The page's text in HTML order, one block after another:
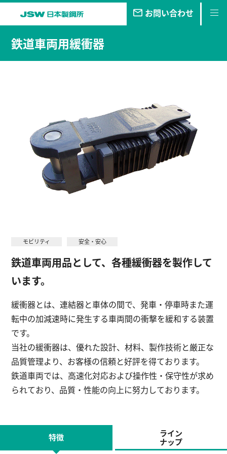
お問い合わせ
私たちの目指す未来
事業・製品
サステナビリティ
株主・投資家情報
情報
English お問い合わせ
鉄道車両用緩衝器
モビリティ 安全・安心
鉄道車両用品として、各種緩衝器を製作して
います。
緩衝器とは、連結器と車体の間で、発車・停車時また運
転中の加減速時に発生する車両間の衝撃を緩和する装置
です。
当社の緩衝器は、優れた設計、材料、製作技術と厳正な
品質管理より、お客様の信頼と好評を得ております。
鉄道車両では、高速化対応および操作性・保守性が求め
られており、品質・性能の向上に努力しております。
特徴
ライン
ナップ